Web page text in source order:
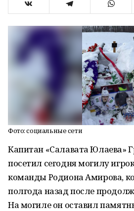
Фото: социальные сети
Капитан «Салавата Юлаева»
посетил сегодня могилу
команды Родиона Амирова,
полгода назад после
На могиле он оставил